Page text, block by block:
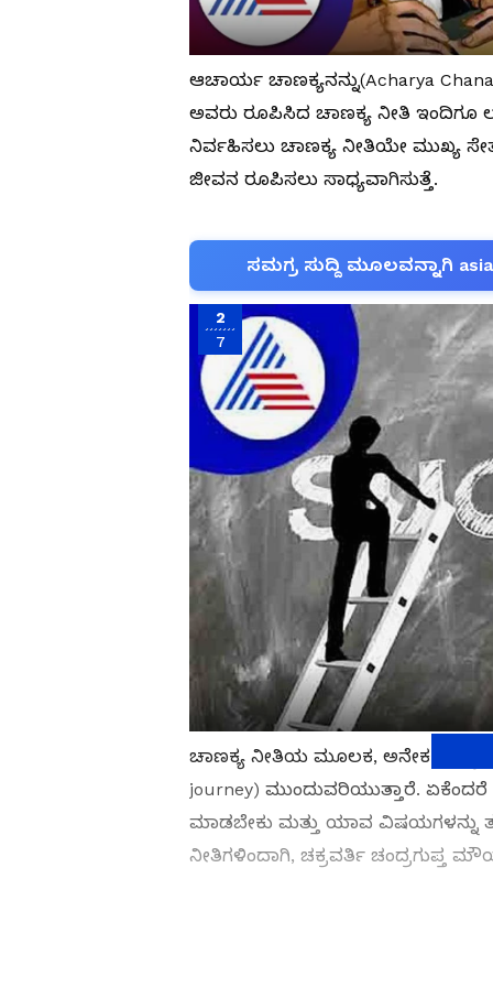
ಆಚಾರ್ಯ ಚಾಣಕ್ಯನನ್ನು(Acharya
ಅವರು ರೂಪಿಸಿದ ಚಾಣಕ್ಯ ನೀತಿ ಇಂದಿಗೂ
ನಿರ್ವಹಿಸಲು ಚಾಣಕ್ಯ ನೀತಿಯೇ ಮುಖ್ಯ
ಜೀವನ ರೂಪಿಸಲು ಸಾಧ್ಯವಾಗಿಸುತ್ತೆ.
ಸಮಗ್ರ ಸುದ್ದಿ ಮೂಲವನ್ನಾಗಿ
2
7
ಚಾಣಕ್ಯ ನೀತಿಯ ಮೂಲಕ, ಅನೇಕ
journey) ಮುಂದುವರಿಯುತ್ತಾರೆ.
ಮಾಡಬೇಕು ಮತ್ತು ಯಾವ ವಿಷಯಗಳನ್ನು
ನೀತಿಗಳಿಂದಾಗಿ, ಚಕ್ರವರ್ತಿ ಚಂದ್ರಗುಪ್ತ